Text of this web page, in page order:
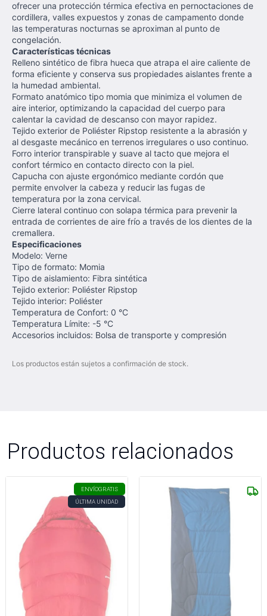
ofrecer una protección térmica efectiva en pernoctaciones de
cordillera, valles expuestos y zonas de campamento donde
las temperaturas nocturnas se aproximan al punto de
congelación.
Características técnicas
Relleno sintético de fibra hueca que atrapa el aire caliente de
forma eficiente y conserva sus propiedades aislantes frente a
la humedad ambiental.
Formato anatómico tipo momia que minimiza el volumen de
aire interior, optimizando la capacidad del cuerpo para
calentar la cavidad de descanso con mayor rapidez.
Tejido exterior de Poliéster Ripstop resistente a la abrasión y
al desgaste mecánico en terrenos irregulares o uso continuo.
Forro interior transpirable y suave al tacto que mejora el
confort térmico en contacto directo con la piel.
Capucha con ajuste ergonómico mediante cordón que
permite envolver la cabeza y reducir las fugas de
temperatura por la zona cervical.
Cierre lateral continuo con solapa térmica para prevenir la
entrada de corrientes de aire frío a través de los dientes de la
cremallera.
Especificaciones
Modelo: Verne
Tipo de formato: Momia
Tipo de aislamiento: Fibra sintética
Tejido exterior: Poliéster Ripstop
Tejido interior: Poliéster
Temperatura de Confort: 0 °C
Temperatura Límite: -5 °C
Accesorios incluidos: Bolsa de transporte y compresión
Los productos están sujetos a confirmación de stock.
Productos relacionados
ENVÍOGRATIS
ÚLTIMA UNIDAD